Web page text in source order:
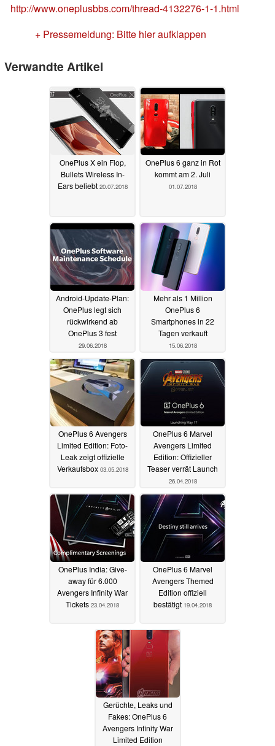
http://www.oneplusbbs.com/thread-4132276-1-1.html
+ Pressemeldung: Bitte hier aufklappen
Verwandte Artikel
OnePlus X ein Flop,
Bullets Wireless In-
Ears beliebt 20.07.2018
OnePlus 6 ganz in Rot
kommt am 2. Juli
01.07.2018
Android-Update-Plan:
OnePlus legt sich
rückwirkend ab
OnePlus 3 fest
29.06.2018
Mehr als 1 Million
OnePlus 6
Smartphones in 22
Tagen verkauft
15.06.2018
OnePlus 6 Avengers
Limited Edition: Foto-
Leak zeigt offizielle
Verkaufsbox 03.05.2018
OnePlus 6 Marvel
Avengers Limited
Edition: Offizieller
Teaser verrät Launch
26.04.2018
OnePlus India: Give-
away für 6.000
Avengers Infinity War
Tickets 23.04.2018
OnePlus 6 Marvel
Avengers Themed
Edition offiziell
bestätigt 19.04.2018
Gerüchte, Leaks und
Fakes: OnePlus 6
Avengers Infinity War
Limited Edition